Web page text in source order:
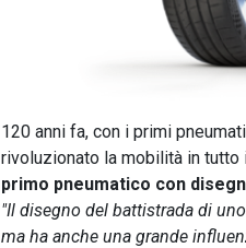
120 anni fa, con i primi
rivoluzionato la mobilità in tutto
primo pneumatico con
"Il disegno del battistrada di
ma ha anche una grande